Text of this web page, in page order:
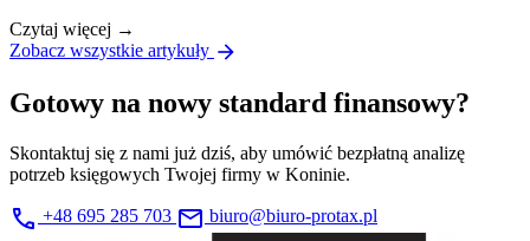
Czytaj więcej →
Zobacz wszystkie artykuły arrow_forward
Gotowy na nowy standard finansowy?
Skontaktuj się z nami już dziś, aby umówić bezpłatną analizę
potrzeb księgowych Twojej firmy w Koninie.
call +48 695 285 703 mail biuro@biuro-protax.pl